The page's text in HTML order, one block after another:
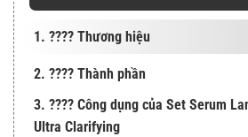
1. ???? Thương hiệu
2. ???? Thành phần
3. ???? Công dụng của Set Serum
Ultra Clarifying